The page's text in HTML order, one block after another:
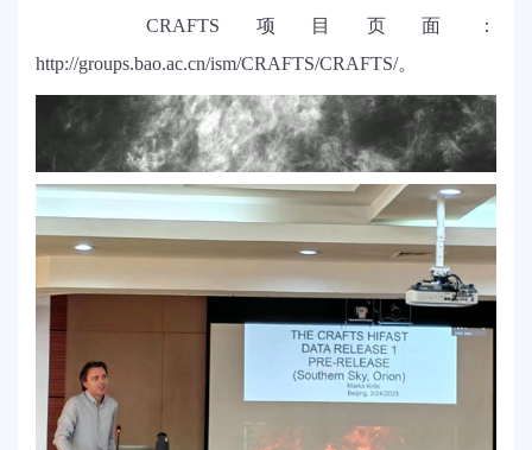
CRAFTS项目页面：
http://groups.bao.ac.cn/ism/CRAFTS/CRAFTS/。